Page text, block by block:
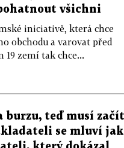
všichni
iniciativě, která chce
obchodu a varovat před
zemí tak chce...
burzu, teď musí začít
se mluví